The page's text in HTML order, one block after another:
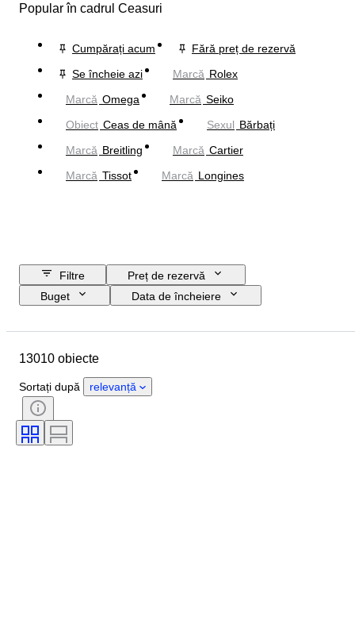
Popular în cadrul Ceasuri
Cumpărați acum
Fără preț de rezervă
Se încheie azi
Marcă Rolex
Marcă Omega Marcă Seiko
Obiect Ceas de mână Sexul Bărbați
Marcă Breitling Marcă Cartier
Marcă Tissot Marcă Longines
Filtre
Preț de rezervă
Buget
Data de încheiere
Obiect
Sexul
Perioadă
Certificare
Subiect
Culoare
13010 obiecte
Sortați după relevanță